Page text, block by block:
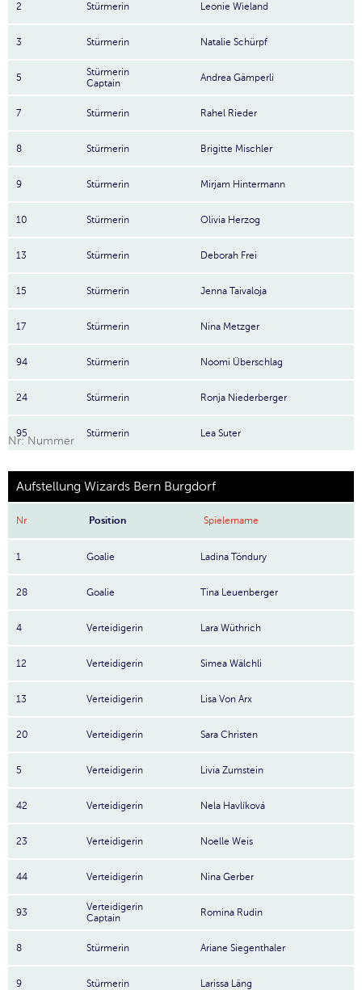
2 Stürmerin Leonie Wieland
3 Stürmerin Natalie Schürpf
5
Stürmerin
Captain
Andrea Gämperli
7 Stürmerin Rahel Rieder
8 Stürmerin Brigitte Mischler
9 Stürmerin Mirjam Hintermann
10 Stürmerin Olivia Herzog
13 Stürmerin Deborah Frei
15 Stürmerin Jenna Taivaloja
17 Stürmerin Nina Metzger
94 Stürmerin Noomi Überschlag
24 Stürmerin Ronja Niederberger
95 Stürmerin Lea Suter
Nr: Nummer
Aufstellung Wizards Bern Burgdorf
Nr Position Spielername
1 Goalie Ladina Töndury
28 Goalie Tina Leuenberger
4 Verteidigerin Lara Wüthrich
12 Verteidigerin Simea Wälchli
13 Verteidigerin Lisa Von Arx
20 Verteidigerin Sara Christen
5 Verteidigerin Livia Zumstein
42 Verteidigerin Nela Havlíková
23 Verteidigerin Noelle Weis
44 Verteidigerin Nina Gerber
93
Verteidigerin
Captain
Romina Rudin
8 Stürmerin Ariane Siegenthaler
9 Stürmerin Larissa Läng